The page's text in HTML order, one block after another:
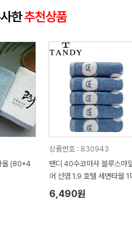
한추천상품
올 (80*4
상품번호 : 830943
탠디 40수코마사 블루스마
어 선염 1.9 호텔 세면타월 1
6,490원